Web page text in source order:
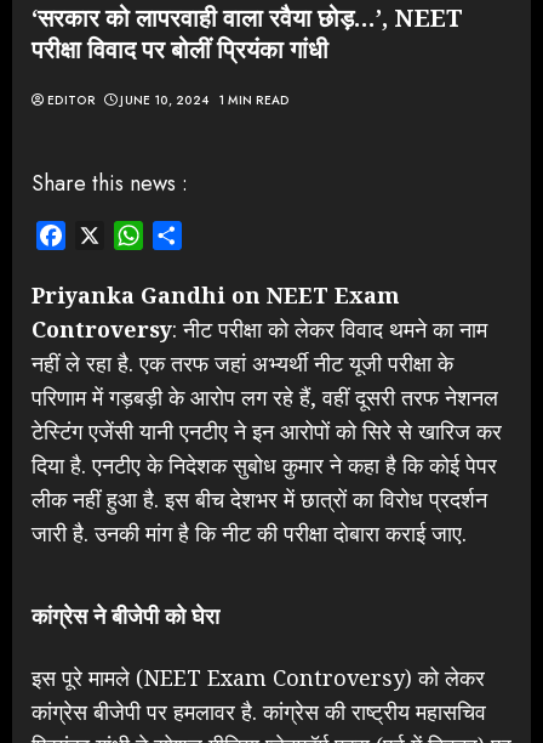
‘सरकार को लापरवाही वाला रवैया छोड़…’, NEET
परीक्षा विवाद पर बोलीं प्रियंका गांधी
EDITOR JUNE 10, 2024 1 MIN READ
Share this news :
Facebook WhatsApp
Priyanka Gandhi on NEET Exam
Controversy: नीट परीक्षा को लेकर विवाद थमने का नाम
नहीं ले रहा है. एक तरफ जहां अभ्यर्थी नीट यूजी परीक्षा के
परिणाम में गड़बड़ी के आरोप लग रहे हैं, वहीं दूसरी तरफ नेशनल
टेस्टिंग एजेंसी यानी एनटीए ने इन आरोपों को सिरे से खारिज कर
दिया है. एनटीए के निदेशक सुबोध कुमार ने कहा है कि कोई पेपर
लीक नहीं हुआ है. इस बीच देशभर में छात्रों का विरोध प्रदर्शन
जारी है. उनकी मांग है कि नीट की परीक्षा दोबारा कराई जाए.
कांग्रेस ने बीजेपी को घेरा
इस पूरे मामले (NEET Exam Controversy) को लेकर
कांग्रेस बीजेपी पर हमलावर है. कांग्रेस की राष्ट्रीय महासचिव